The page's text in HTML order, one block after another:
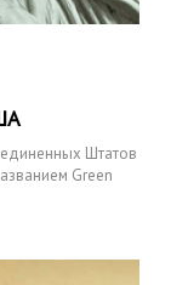
Штатов
Green